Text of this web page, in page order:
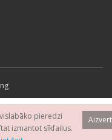
Aizvert
pieredzi
izmantot sīkfailus.